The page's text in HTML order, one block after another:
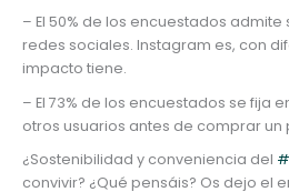
– El 50% de los encuestados
redes sociales. Instagram es, con
impacto tiene.
– El 73% de los encuestados se fija
otros usuarios antes de comprar un
¿Sostenibilidad y conveniencia del
convivir? ¿Qué pensáis? Os dejo el